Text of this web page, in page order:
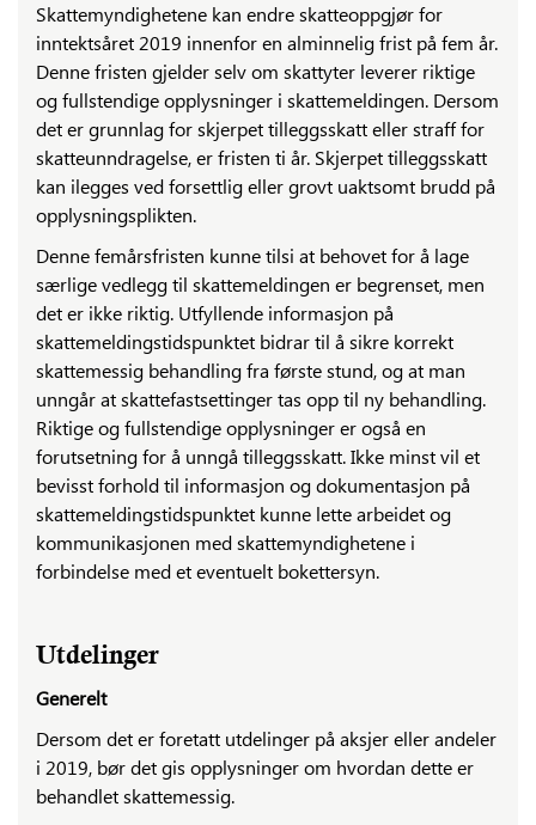
Skattemyndighetene kan endre skatteoppgjør for
inntektsåret 2019 innenfor en alminnelig frist på fem år.
Denne fristen gjelder selv om skattyter leverer riktige
og fullstendige opplysninger i skattemeldingen. Dersom
det er grunnlag for skjerpet tilleggsskatt eller straff for
skatteunndragelse, er fristen ti år. Skjerpet tilleggsskatt
kan ilegges ved forsettlig eller grovt uaktsomt brudd på
opplysningsplikten.
Denne femårsfristen kunne tilsi at behovet for å lage
særlige vedlegg til skattemeldingen er begrenset, men
det er ikke riktig. Utfyllende informasjon på
skattemeldingstidspunktet bidrar til å sikre korrekt
skattemessig behandling fra første stund, og at man
unngår at skattefastsettinger tas opp til ny behandling.
Riktige og fullstendige opplysninger er også en
forutsetning for å unngå tilleggsskatt. Ikke minst vil et
bevisst forhold til informasjon og dokumentasjon på
skattemeldingstidspunktet kunne lette arbeidet og
kommunikasjonen med skattemyndighetene i
forbindelse med et eventuelt bokettersyn.
Utdelinger
Generelt
Dersom det er foretatt utdelinger på aksjer eller andeler
i 2019, bør det gis opplysninger om hvordan dette er
behandlet skattemessig.